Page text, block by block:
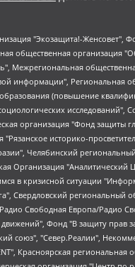
тайга", Свердловский региональный общественный фонд социальных проектов "Новое время", "Idel.Реалии", Кавказ.Реалии, Крым.Реалии, Телеканал Настоящее Время, Татаро-башкирская служба Радио Свобода (Azatliq Radiosi), Радио Свободная Европа/Радио Свобода (PCE/PC), "Сибирь.Реалии", "Фактограф", Благотворительный фонд помощи осужденным и их семьям, Автономная некоммерческая организация "Институт глобализации и социальных движений", Фонд "В защиту прав заключенных", Частное учреждение "Центр поддержки и содействия развитию средств массовой информации", Пензенский региональный общественный благотворительный фонд "Гражданский союз", "Север.Реалии", Некоммерческая организация Фонд "Правовая инициатива", Общество с ограниченной ответственностью "Радио Свободная Европа/Радио Свобода", Чешское информационное агентство "MEDIUM-ORIENT", Красноярская региональная общественная организация "Мы против СПИДа", Камалягин Денис Николаевич, Маркелов Сергей Евгеньевич, Пономарев Лев Александрович, Савицкая Людмила Алексеевна, Автономная некоммерческая организация "Центр по работе с проблемой насилия "НАСИЛИЮ.НЕТ", Межрегиональный профессиональный союз работников здравоохранения "Альянс врачей", Юридическое лицо, зарегистрированное в Латвийской Республике, SIA "Medusa Project" (регистрационный номер 40103797863, дата регистрации